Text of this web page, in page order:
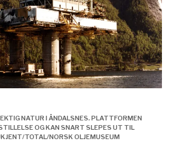
NATUR I ÅNDALSNES. PLATTFORMEN
OG KAN SNART SLEPES UT TIL
TOTAL/NORSK OLJEMUSEUM